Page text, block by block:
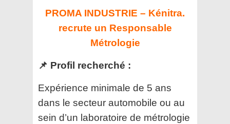
PROMA INDUSTRIE – Kénitra.
recrute un Responsable
Métrologie
📌 Profil recherché :
Expérience minimale de 5 ans
dans le secteur automobile ou au
sein d’un laboratoire de métrologie